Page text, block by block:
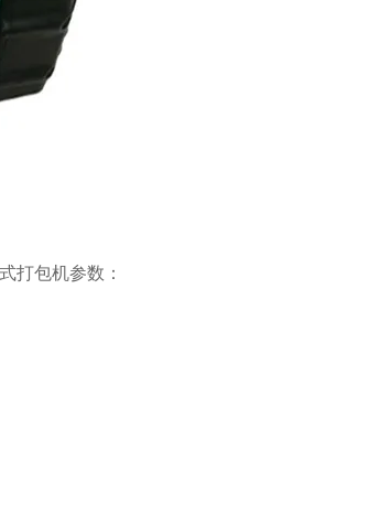
打包机参数：